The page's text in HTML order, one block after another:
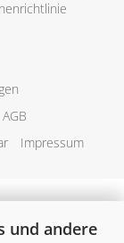
und andere
AGB
Impressum